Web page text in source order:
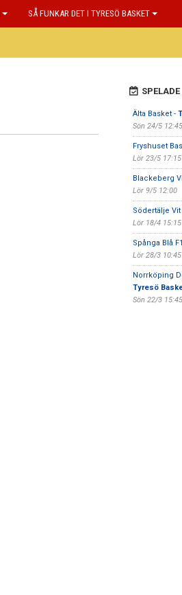
SÅ FUNKAR DET I TYRESÖ BASKET
Älta Basket -
Sön 24/5 12:45
Fryshuset
Lör 23/5 17:15
Blackeberg
Lör 9/5 12:00
Södertälje Vit
Lör 18/4 15:15
Spånga Blå
Lör 28/3 10:45
Norrköping
Tyresö
Sön 22/3 15:45